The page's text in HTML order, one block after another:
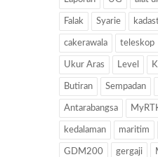
Falak Syarie
cakerawala teleskop
Ukur Aras Level
Butiran Sempadan
Antarabangsa
kedalaman maritim
GDM200 gergaji